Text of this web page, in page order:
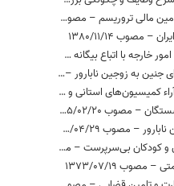
آیین‌نامه اجرایی قانون مبارزه با تامین مالی تروریسم – مصوب 1396/08/07
مصوب 1380/11/14
قانون منع ازدواج کارمندان وزارت امور خارجه با اتباع بیگانه – مصوب 1345/10/25
آیین‌نامه اجرایی قانون نحوه اهدای جنین به زوجین نابارور – مصوب 1383/12/19
آیین‌نامه شیوه رسیدگی و اجرای آراء کمیسیون‌های استانی و ملی جبران خسارت ناشی از بازداشت – مصوب 1395/10/04
قانون ممنوعیت به کارگیری بازنشستگان – مصوب 1395/02/20
قانون نحوه اهداء جنین به زوجین نابارور – مصوب 1382/04/29
آیین‌نامه اجرایی قانون تامین زنان و کودکان بی‌سرپرست – مصوب 1374/05/11
1373/07/19